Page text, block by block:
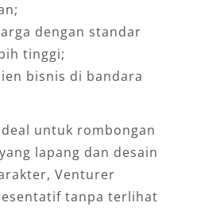
dengan standar
tinggi;
bisnis di bandara
untuk rombongan
lapang dan desain
Venturer
tanpa terlihat